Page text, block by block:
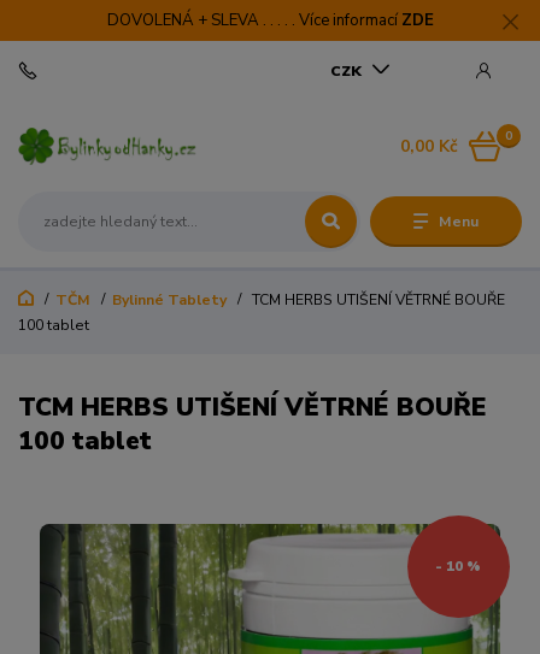
DOVOLENÁ + SLEVA . . . . . Více informací ZDE
Menu
CZK
0
0,00 Kč
TČM Bylinné Tablety
TCM HERBS UTIŠENÍ VĚTRNÉ BOUŘE
100 tablet
TCM HERBS UTIŠENÍ VĚTRNÉ BOUŘE
100 tablet
- 10 %